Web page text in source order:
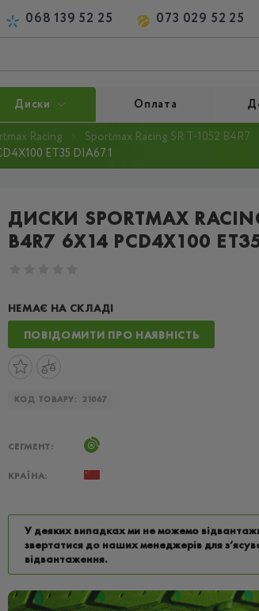
068 139 52 25 073 029 52 25
Диски Оплата
Racing
Sportmax Racing SR T-1052 B4R7
ET35 DIA67.1
ДИСКИ SPORTMAX
B4R7 6X14 PCD4X100
НЕМАЄ НА СКЛАДІ
ПОВІДОМИТИ ПРО НАЯВНІСТЬ
КОД ТОВАРУ: 21067
СЕГМЕНТ:
КРАЇНА:
У деяких випадках ми не можемо
звертатися до наших менеджерів для
відвантаження.